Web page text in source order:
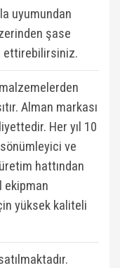
uyumundan
şase
ettirebilirsiniz.
Alman markası
Her yıl 10
ve
hattından
ekipman
yüksek kaliteli